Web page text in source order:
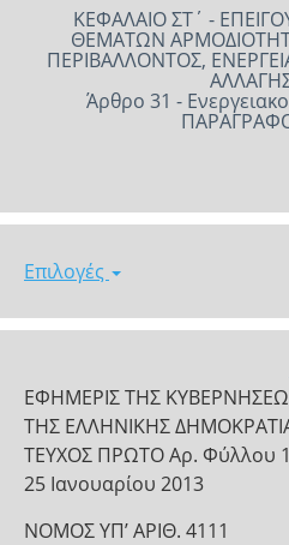
ΚΕΦΑΛΑΙΟ ΣΤ΄ -
ΘΕΜΑΤΩΝ
ΠΕΡΙΒΑΛΛΟΝΤΟΣ,
Άρθρο 31 -
Επιλογές
ΕΦΗΜΕΡΙΣ ΤΗΣ
ΤΗΣ ΕΛΛΗΝΙΚΗΣ
ΤΕΥΧΟΣ ΠΡΩΤΟ Αρ. Φύλλου
25 Ιανουαρίου 2013
ΝΟΜΟΣ ΥΠ’ ΑΡΙΘ. 4111